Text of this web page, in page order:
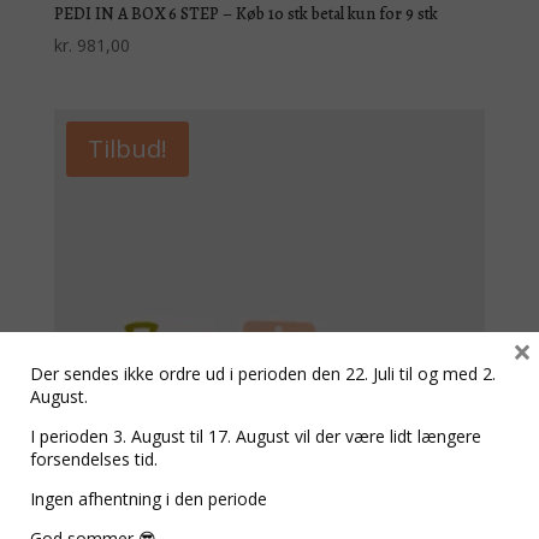
PEDI IN A BOX 6 STEP – Køb 10 stk betal kun for 9 stk
kr. 981,00
Tilbud!
Der sendes ikke ordre ud i perioden den 22. Juli til og med 2.
August.
I perioden 3. August til 17. August vil der være lidt længere
forsendelses tid.
Ingen afhentning i den periode
×